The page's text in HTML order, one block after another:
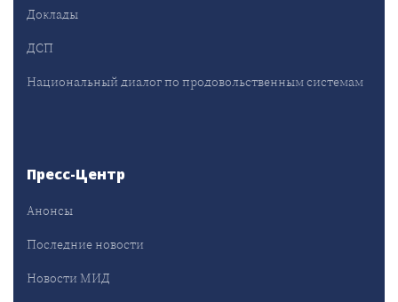
Доклады
ДСП
Национальный диалог по продовольственным системам
Пресс-Центр
Анонсы
Последние новости
Новости МИД